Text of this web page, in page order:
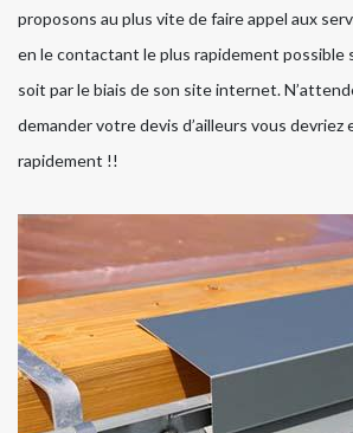
proposons au plus vite de faire appel aux
en le contactant le plus rapidement possible
soit par le biais de son site internet.
demander votre devis d’ailleurs vous devriez
rapidement !!